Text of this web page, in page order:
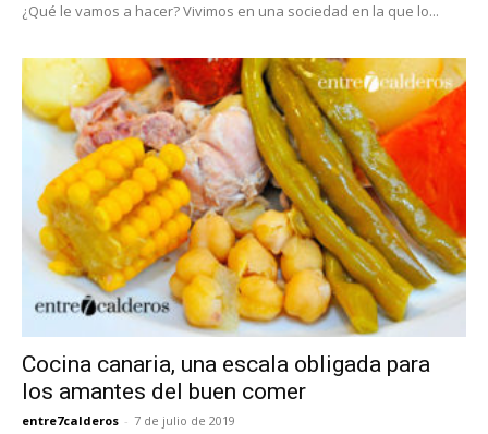
¿Qué le vamos a hacer? Vivimos en una sociedad en la que lo...
Cocina canaria, una escala obligada para
los amantes del buen comer
entre7calderos - 7 de julio de 2019